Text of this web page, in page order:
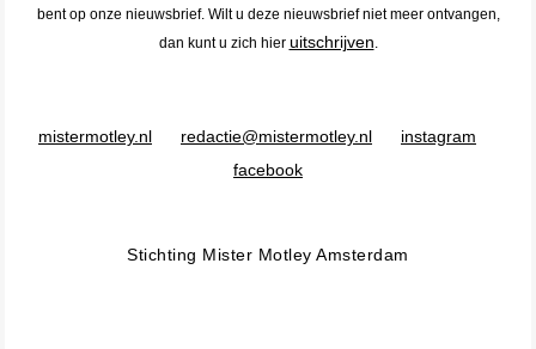
bent op onze nieuwsbrief. Wilt u deze nieuwsbrief niet meer ontvangen,
dan kunt u zich hier uitschrijven.
mistermotley.nl redactie@mistermotley.nl
instagram
facebook
Stichting Mister Motley Amsterdam